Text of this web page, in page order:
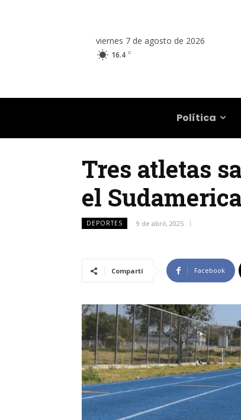
viernes 7 de agosto de 2026
16.4 C
Política
Tres atletas
el
DEPORTES 9 de abril, 2025
Compartí Facebook